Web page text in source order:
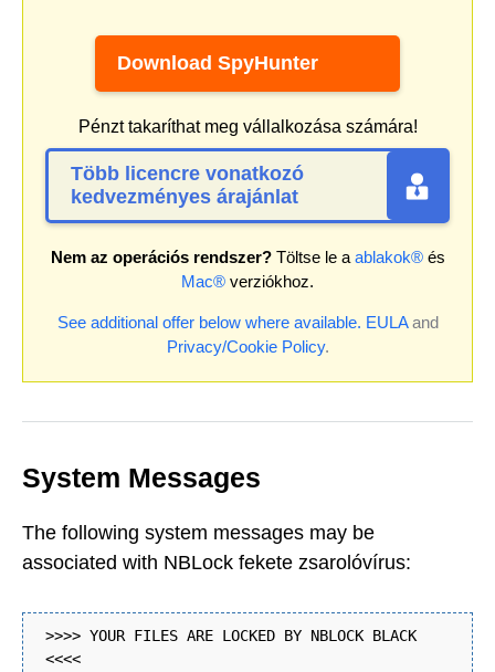
Download SpyHunter
Pénzt takaríthat meg vállalkozása számára!
Több licencre vonatkozó
kedvezményes árajánlat
Nem az operációs rendszer?Töltse le a ablakok®és
Mac® verziókhoz.
See additional offer below where available. EULAand
Privacy/Cookie Policy.
System Messages
The following system messages may be
associated with NBLock fekete zsarolóvírus:
>>>> YOUR FILES ARE LOCKED BY NBLOCK BLACK
<<<<